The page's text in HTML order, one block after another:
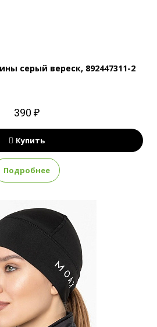
серый вереск, 892447311-2
390 ₽
Купить
Подробнее